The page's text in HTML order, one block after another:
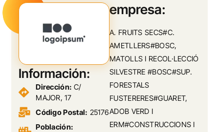
empresa:
A. FRUITS SECS#C.
AMETLLERS#BOSC,
MATOLLS I RECOL·LECCIÓ
SILVESTRE #BOSC#SUP.
FORESTALS
FUSTERERES#GUARET,
ADOB VERD I
ERM#CONSTRUCCIONS I
Información:
Dirección: C/
MAJOR, 17
Código Postal: 25176
Población: